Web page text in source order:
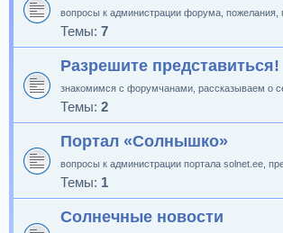
вопросы к администрации форума, пожелания,
Темы: 7
Разрешите представиться!
знакомимся с форумчанами, рассказываем о
Темы: 2
Портал «Солнышко»
вопросы к администрации портала solnet.ee,
Темы: 1
Солнечные новости